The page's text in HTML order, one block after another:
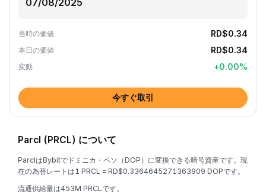
当時の価値 RD$0.34
本日の価値 RD$0.34
変動 +0.00%
今すぐ取引
Parcl (PRCL) について
ParclはBybitでドミニカ・ペソ（DOP）に変換できる暗号資産です。現
在の為替レートは1 PRCL = RD$0.3364645271363909 DOPです。
流通供給量は453M PRCLです。